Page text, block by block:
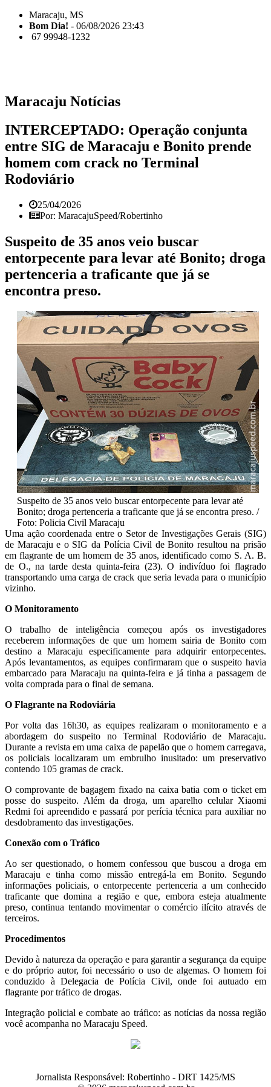
Maracaju, MS
Bom Dia! - 06/08/2026 23:43
67 99948-1232
Maracaju Notícias
INTERCEPTADO: Operação conjunta
entre SIG de Maracaju e Bonito prende
homem com crack no Terminal
Rodoviário
25/04/2026
Por: MaracajuSpeed/Robertinho
Suspeito de 35 anos veio buscar
entorpecente para levar até Bonito; droga
pertenceria a traficante que já se
encontra preso.
Suspeito de 35 anos veio buscar entorpecente para levar até
Bonito; droga pertenceria a traficante que já se encontra preso. /
Foto: Policia Civil Maracaju
Uma ação coordenada entre o Setor de Investigações Gerais (SIG)
de Maracaju e o SIG da Polícia Civil de Bonito resultou na prisão
em flagrante de um homem de 35 anos, identificado como S. A. B.
de O., na tarde desta quinta-feira (23). O indivíduo foi flagrado
transportando uma carga de crack que seria levada para o município
vizinho.
O Monitoramento
O trabalho de inteligência começou após os investigadores
receberem informações de que um homem sairia de Bonito com
destino a Maracaju especificamente para adquirir entorpecentes.
Após levantamentos, as equipes confirmaram que o suspeito havia
embarcado para Maracaju na quinta-feira e já tinha a passagem de
volta comprada para o final de semana.
O Flagrante na Rodoviária
Por volta das 16h30, as equipes realizaram o monitoramento e a
abordagem do suspeito no Terminal Rodoviário de Maracaju.
Durante a revista em uma caixa de papelão que o homem carregava,
os policiais localizaram um embrulho inusitado: um preservativo
contendo 105 gramas de crack.
O comprovante de bagagem fixado na caixa batia com o ticket em
posse do suspeito. Além da droga, um aparelho celular Xiaomi
Redmi foi apreendido e passará por perícia técnica para auxiliar no
desdobramento das investigações.
Conexão com o Tráfico
Ao ser questionado, o homem confessou que buscou a droga em
Maracaju e tinha como missão entregá-la em Bonito. Segundo
informações policiais, o entorpecente pertenceria a um conhecido
traficante que domina a região e que, embora esteja atualmente
preso, continua tentando movimentar o comércio ilícito através de
terceiros.
Procedimentos
Devido à natureza da operação e para garantir a segurança da equipe
e do próprio autor, foi necessário o uso de algemas. O homem foi
conduzido à Delegacia de Polícia Civil, onde foi autuado em
flagrante por tráfico de drogas.
Integração policial e combate ao tráfico: as notícias da nossa região
você acompanha no Maracaju Speed.
Jornalista Responsável: Robertinho - DRT 1425/MS